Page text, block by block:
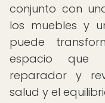
conjunto con
los muebles y
puede
espacio que
reparador y
salud y el